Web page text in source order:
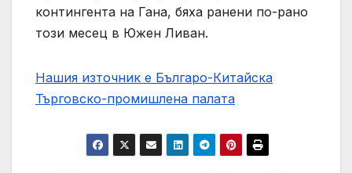
контингента на Гана, бяха ранени по-рано
този месец в Южен Ливан.
Нашия източник е Българо-Китайска
Търговско-промишлена палaта